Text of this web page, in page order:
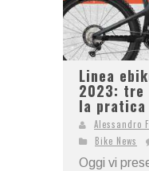
Linea
2023: tre
la pratica
Alessandro
Bike News
Oggi vi